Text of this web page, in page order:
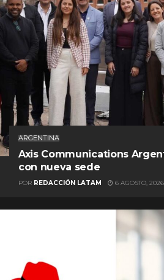
ARGENTINA
Axis Communications
con nueva sede
POR REDACCIÓN LATAM 6 AGOSTO, 2026